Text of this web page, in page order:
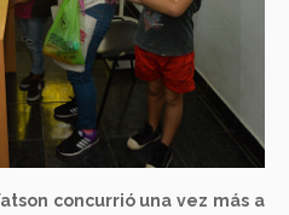
concurrió una vez más a